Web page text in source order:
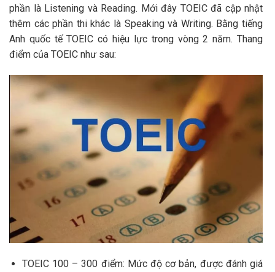
phần là Listening và Reading. Mới đây TOEIC đã cập nhật
thêm các phần thi khác là Speaking và Writing. Bằng tiếng
Anh quốc tế TOEIC có hiệu lực trong vòng 2 năm. Thang
điểm của TOEIC như sau:
TOEIC 100 – 300 điểm: Mức độ cơ bản, được đánh giá